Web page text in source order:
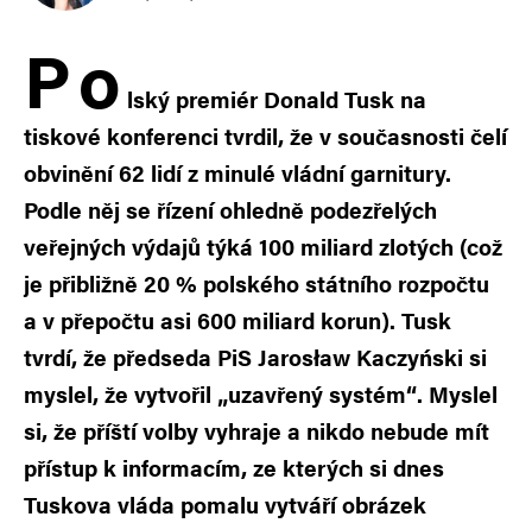
Po lský premiér Donald Tusk na
tiskové konferenci tvrdil, že v současnosti čelí
obvinění 62 lidí z minulé vládní garnitury.
Podle něj se řízení ohledně podezřelých
veřejných výdajů týká 100 miliard zlotých (což
je přibližně 20 % polského státního rozpočtu
a v přepočtu asi 600 miliard korun). Tusk
tvrdí, že předseda PiS Jarosław Kaczyński si
myslel, že vytvořil „uzavřený systém“. Myslel
si, že příští volby vyhraje a nikdo nebude mít
přístup k informacím, ze kterých si dnes
Tuskova vláda pomalu vytváří obrázek